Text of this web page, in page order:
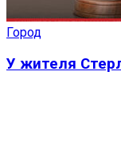
Город
У жителя